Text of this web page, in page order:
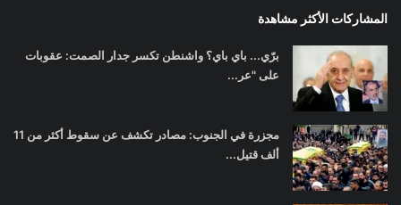
المشاركات الأكثر مشاهدة
برّي... باي باي؟ واشنطن تكسر جدار الصمت: عقوبات
على "عر...
مجزرة في الجنوب: مصادر تكشف عن سقوط أكثر من 11
ألف قتيل...